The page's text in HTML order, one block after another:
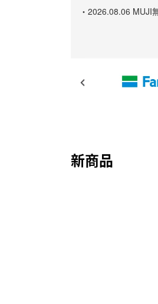
・2026.08.06 MUJI
新商品